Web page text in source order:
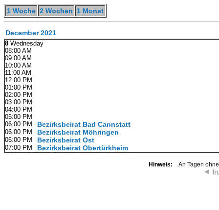
1 Woche 2 Wochen 1 Monat
December 2021
8 Wednesday
08:00 AM
09:00 AM
10:00 AM
11:00 AM
12:00 PM
01:00 PM
02:00 PM
03:00 PM
04:00 PM
05:00 PM
06:00 PM
Bezirksbeirat Bad Cannstatt
06:00 PM Bezirksbeirat Möhringen
06:00 PM Bezirksbeirat Ost
07:00 PM Bezirksbeirat Obertürkheim
Hinweis: An Tagen